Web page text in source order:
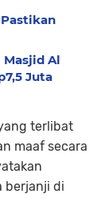
Masjid Al
Juta
terlibat
maaf secara
berjanji di